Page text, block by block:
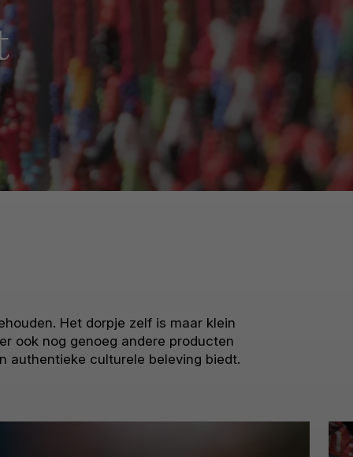
Het dorpje zelf is maar klein
ook nog genoeg andere producten
authentieke culturele beleving biedt.